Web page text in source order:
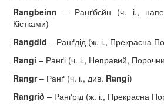
Rangbeinn – Ранґбєйн (ч. і.,
Кістками)
Rangdid – Ранґдід (ж. і., Прекрасна
Rangi – Ранґі (ч. і., Неправий,
Rangr– Ранґ (ч. і., див. Rangi)
Rangrið – Ранґрід (ж. і., Прекрасна